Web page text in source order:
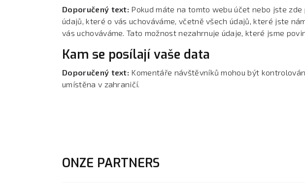
Doporučený text: Pokud máte na tomto webu účet nebo jste
údajů, které o vás uchováváme, včetně všech údajů, které jste
vás uchováváme. Tato možnost nezahrnuje údaje, které jsme
Kam se posílají vaše data
Doporučený text: Komentáře návštěvníků mohou být
umístěna v zahraničí.
ONZE PARTNERS